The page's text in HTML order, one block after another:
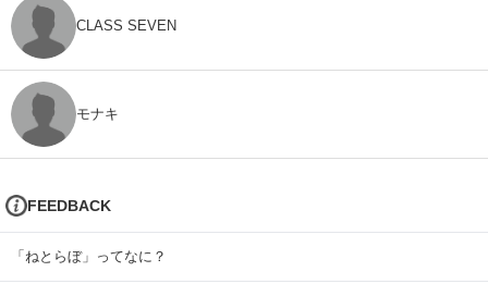
CLASS SEVEN
モナキ
FEEDBACK
「ねとらぼ」ってなに？